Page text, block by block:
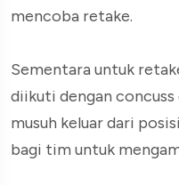
mencoba retake.
Sementara untuk
diikuti dengan concuss
musuh keluar dari
bagi tim untuk